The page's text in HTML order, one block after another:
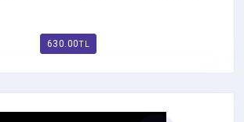
630.00TL